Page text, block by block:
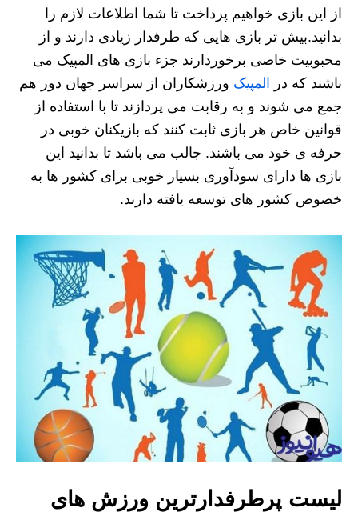
از این بازی خواهیم پرداخت تا شما اطلاعات لازم را
بدانید.بیش تر بازی هایی که طرفدار زیادی دارند و از
محبوبیت خاصی برخوردارند جزء بازی های المپیک می
باشند که در المپیک ورزشکاران از سراسر جهان دور هم
جمع می شوند و به رقابت می پردازند تا با استفاده از
قوانین خاص هر بازی ثابت کنند که بازیکنان خوبی در
حرفه ی خود می باشند. جالب می باشد تا بدانید این
بازی ها دارای سودآوری بسیار خوبی برای کشور ها به
خصوص کشور های توسعه یافته دارند.
لیست پرطرفدارترین ورزش های